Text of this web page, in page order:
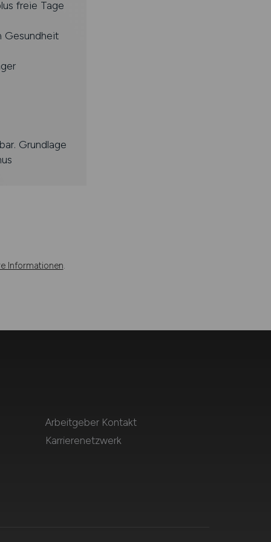
freie Tage
Gesundheit
Grundlage
Informationen.
Arbeitgeber Kontakt
Karrierenetzwerk